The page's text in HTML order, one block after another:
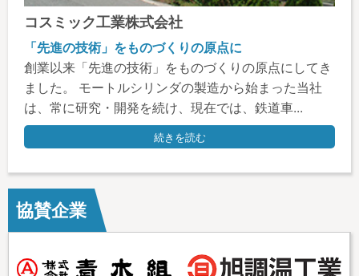
コスミック工業株式会社
「先進の技術」をものづくりの原点に
創業以来「先進の技術」をものづくりの原点にしてき
ました。 モートルシリンダの製造から始まった当社
は、常に研究・開発を続け、現在では、鉄道車...
続きを読む
協賛企業